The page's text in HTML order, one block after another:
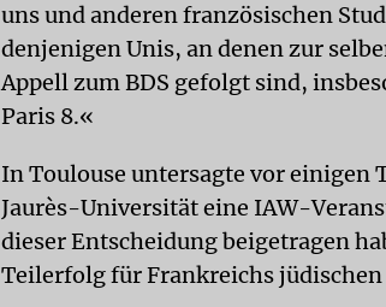
uns und anderen französischen
denjenigen Unis, an denen zur
Appell zum BDS gefolgt sind,
Paris 8.«
In Toulouse untersagte vor einigen
Jaurès-Universität eine IAW-
dieser Entscheidung beigetragen
Teilerfolg für Frankreichs